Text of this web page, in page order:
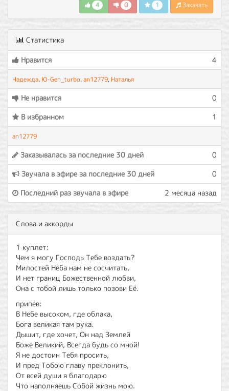
4 0 1 Заказать
Статистика
Нравится 4
Надежда, Ю-Gen_turbo,an12779, Наталья
Не нравится
0
В избранном
1
an12779
Заказывалась за последние 30 дней
0
Звучала в эфире за последние 30 дней
0
Последний раз звучала в эфире
2 месяца назад
Слова и аккорды
1 куплет:
Чем я могу Господь Тебе воздать?
Милoстей Неба нам не сосчитать,
И нет границ Божественной любви,
Она с тобой лишь только позови Её.
припев:
В Небе высоком, где облака,
Бога великая там рука.
Дышит, где хочет, Он над Землей
Боже Великий, Всегда будь со мной!
Я не достоин Тебя просить,
И пред Тобою главу преклонить,
От всей души я благодарю
Что наполняешь Собой жизнь мою.